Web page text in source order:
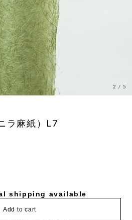
3 /5
ラ麻紙）L7
shipping available
Add to cart